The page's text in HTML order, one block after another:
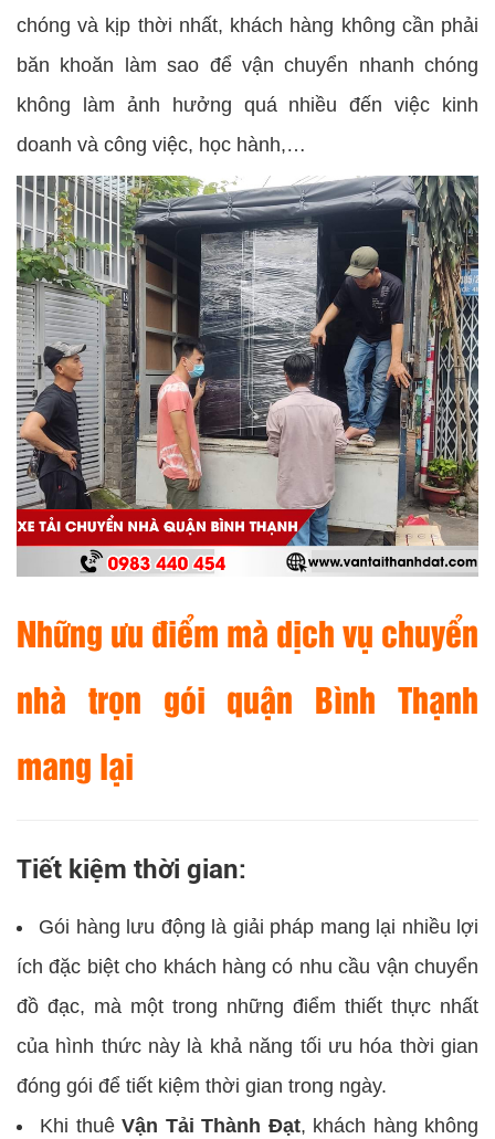
chóng và kịp thời nhất, khách hàng không cần phải
băn khoăn làm sao để vận chuyển nhanh chóng
không làm ảnh hưởng quá nhiều đến việc kinh
doanh và công việc, học hành,…
Những ưu điểm mà dịch vụ chuyển
nhà trọn gói quận Bình Thạnh
mang lại
Tiết kiệm thời gian:
Gói hàng lưu động là giải pháp mang lại nhiều lợi
ích đặc biệt cho khách hàng có nhu cầu vận chuyển
đồ đạc, mà một trong những điểm thiết thực nhất
của hình thức này là khả năng tối ưu hóa thời gian
đóng gói để tiết kiệm thời gian trong ngày.
Khi thuêVận Tải Thành Đạt, khách hàng không